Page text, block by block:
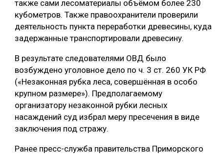
также сами лесоматериалы объёмом более 230
кубометров. Также правоохранители проверили
деятельность пункта переработки древесины, куда
задержанные транспортировали древесину.
В результате следователями ОВД было
возбуждено уголовное дело по ч. 3 ст. 260 УК РФ
(«Незаконная рубка леса, совершённая в особо
крупном размере»). Предполагаемому
организатору незаконной рубки лесных
насаждений суд избрал меру пресечения в виде
заключения под стражу.
Ранее пресс-служба правительства Приморского